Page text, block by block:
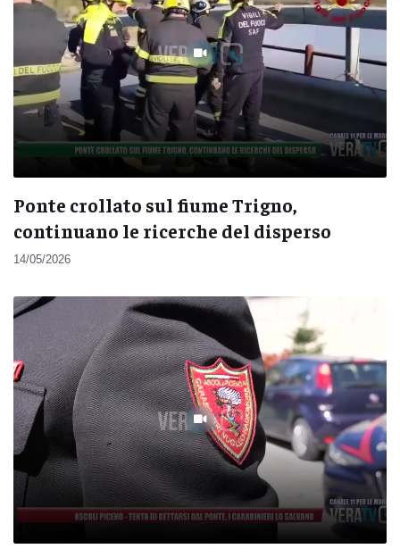
Ponte crollato sul fiume Trigno,
continuano le ricerche del disperso
14/05/2026